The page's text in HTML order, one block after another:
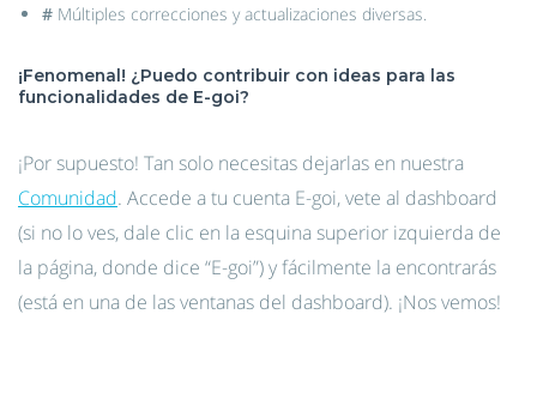
# Múltiples correcciones y actualizaciones diversas.
¡Fenomenal! ¿Puedo contribuir con ideas para las
funcionalidades de E-goi?
¡Por supuesto! Tan solo necesitas dejarlas en nuestra
Comunidad. Accede a tu cuenta E-goi, vete al dashboard
(si no lo ves, dale clic en la esquina superior izquierda de
la página, donde dice “E-goi”) y fácilmente la encontrarás
(está en una de las ventanas del dashboard). ¡Nos vemos!